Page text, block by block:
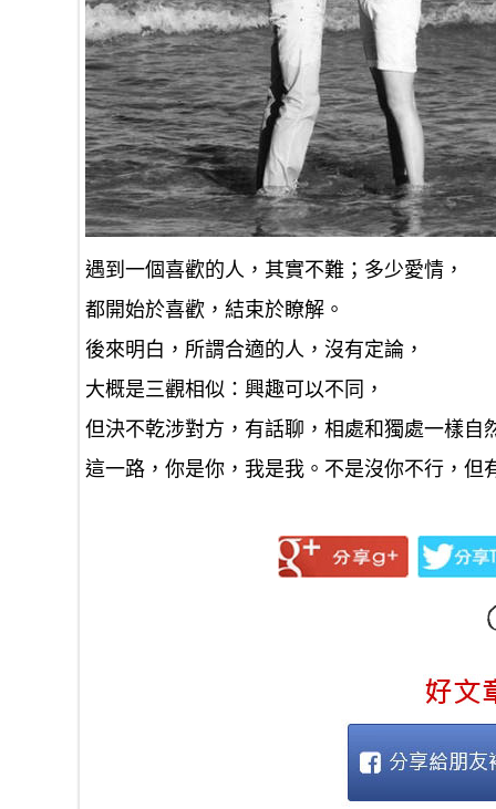
遇到一個喜歡的人，其實不難；多少愛情，
都開始於喜歡，結束於瞭解。
後來明白，所謂合適的人，沒有定論，
大概是三觀相似：興趣可以不同，
但決不乾涉對方，有話聊，相處和獨處一樣自
這一路，你是你，我是我。不是沒你不行，但